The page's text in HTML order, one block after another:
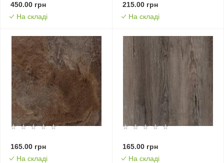
450.00 грн
На складі
215.00 грн
На складі
165.00 грн
На складі
165.00 грн
На складі